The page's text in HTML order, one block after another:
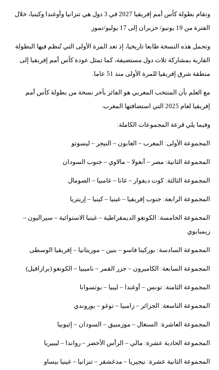
وتقام بطولة كأس أمم إفريقيا 2027 في 3 دول هي تنزانيا وأوغندا وكينيا، خلال
الفترة من 19 يونيو/ حزيران إلى 17 يوليو/تموز.
وتحمل هذه النسخة طابعا تاريخيا، إذ تعد المرة الأولى التي تُنظم فيها البطولة
القارية بمشاركة ثلاث دول مستضيفة، كما تمثل عودة كأس أمم إفريقيا إلى
منطقة شرق إفريقيا للمرة الأولى منذ 51 عاما.
مع العلم بأن المنتخب المغربي هو الفائز بآخر نسخة من بطولة كأس أمم
إفريقيا لعام 2025 التي استضافتها المغرب.
وفيما يلي قرعة المجموعات الكاملة:
المجموعة الأولى: المغرب – الغابون – النيجر – ليسوتو
المجموعة الثانية: مصر – أنغولا – مالاوي – جنوب السودان
المجموعة الثالثة: كوت ديفوار – غانا – غامبيا – الصومال
المجموعة الرابعة: جنوب إفريقيا – غينيا – كينيا – إريتريا
المجموعة الخامسة: الكونغو الديمقراطية – غينيا الاستوائية – سيراليون –
زيمبابوي
المجموعة السادسة: بوركينا فاسو – بنين – موريتانيا – إفريقيا الوسطى
المجموعة السابعة: الكاميرون – جزر القمر – ناميبيا – الكونغو (برازافيل)
المجموعة الثامنة: تونس – أوغندا – ليبيا – بوتسوانا
المجموعة التاسعة: الجزائر – زامبيا – توغو – بوروندي
المجموعة العاشرة: السنغال – موزمبيق – السودان – إثيوبيا
المجموعة الحادية عشرة: مالي – الرأس الأخضر – رواندا – ليبيريا
المجموعة الثانية عشرة: نيجيريا – مدغشقر – تنزانيا – غينيا بيساو